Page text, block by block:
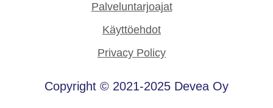
Palveluntarjoajat
Käyttöehdot
Privacy Policy
Copyright © 2021-2025 Devea Oy